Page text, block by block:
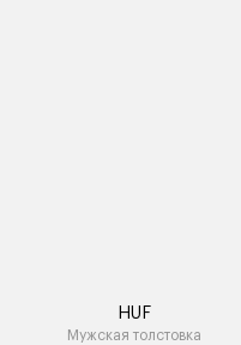
HUF
Мужская толстовка